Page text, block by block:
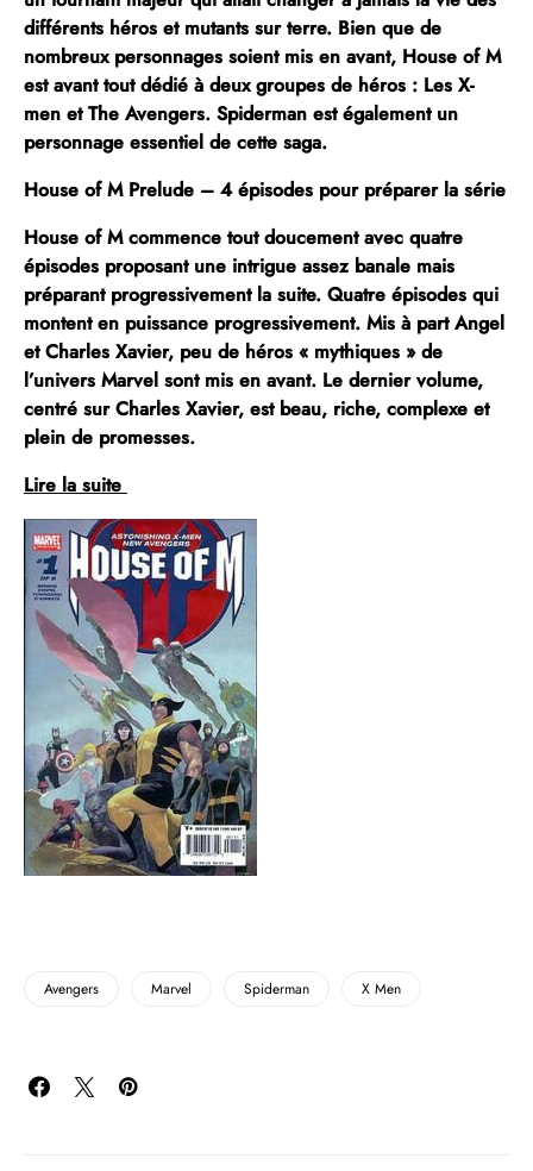
différents héros et mutants sur terre. Bien que de
nombreux personnages soient mis en avant, House of M
est avant tout dédié à deux groupes de héros : Les X-
men etThe Avengers. Spiderman est également un
personnage essentiel de cette saga.
House of M Prelude – 4 épisodes pour préparer la série
House of M commence tout doucement avec quatre
épisodes proposant une intrigue assez banale mais
préparant progressivement la suite. Quatre épisodes qui
montent en puissance progressivement. Mis à part Angel
et Charles Xavier, peu de héros « mythiques » de
l’univers Marvel sont mis en avant. Le dernier volume,
centré sur Charles Xavier, est beau, riche, complexe et
plein de promesses.
Lire la suite
Avengers Marvel Spiderman X Men